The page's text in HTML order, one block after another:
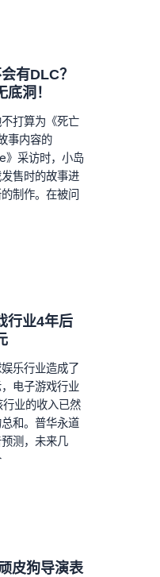
有DLC？
洞！
打算为《死亡
事内容的
》采访时，小岛
售时的故事进
制作。在被问
行业4年后
乐行业造成了
电子游戏行业
业的收入已然
和。普华永道
测，未来几
皮狗导演表